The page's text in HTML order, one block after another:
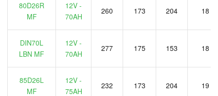
80D26R
MF
12V -
70AH
260 173 204 18
DIN70L
LBN MF
12V -
70AH
277 175 153 18
85D26L
MF
12V -
75AH
232 173 204 19